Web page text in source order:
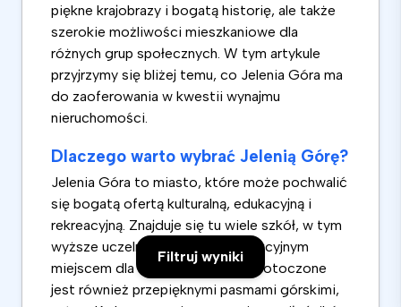
Filtruj wyniki
piękne krajobrazy i bogatą historię, ale także
szerokie możliwości mieszkaniowe dla
różnych grup społecznych. W tym artykule
przyjrzymy się bliżej temu, co Jelenia Góra ma
do zaoferowania w kwestii wynajmu
nieruchomości.
Dlaczego warto wybrać Jelenią Górę?
Jelenia Góra to miasto, które może pochwalić
się bogatą ofertą kulturalną, edukacyjną i
rekreacyjną. Znajduje się tu wiele szkół, w tym
wyższe uczelnie, co czyni je atrakcyjnym
miejscem dla studentów. Miasto otoczone
jest również przepięknymi pasmami górskimi,